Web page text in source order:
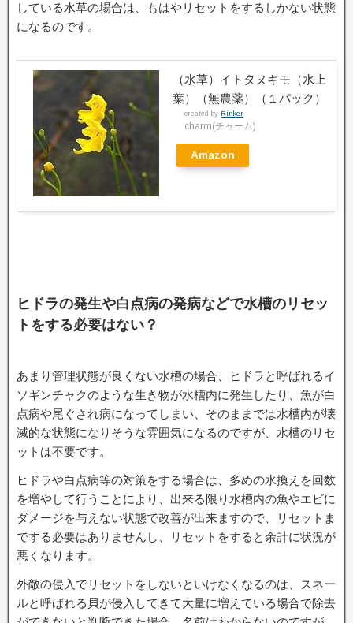
している水草の場合は、もはやリセットをするしかない状態
になるのです。
（水草）イトタヌキモ（水上
葉）（無農薬）（１パック）
created by Rinker
charm(チャーム)
Amazon
ヒドラの発生や白点病の発病などで水槽のリセッ
トをする必要はない？
あまり管理状態が良くない水槽の場合、ヒドラと呼ばれるイ
ソギンチャクのような生き物が水槽内に発生したり、魚が白
点病や尾ぐされ病になってしまい、そのままでは水槽内が壊
滅的な状態になりそうな雰囲気になるのですが、水槽のリセ
ットは不要です。
ヒドラや白点病等の対策をする場合は、多めの水換えを回数
を増やして行うことにより、出来る限り水槽内の魚やエビに
ダメージを与えない状態で改善が出来ますので、リセットま
でする必要はありませんし、リセットをすると余計に状況が
悪くなります。
外敵の侵入でリセットをしないといけなくなるのは、スネー
ルと呼ばれる貝が侵入してきて大量に増えている場合で除去